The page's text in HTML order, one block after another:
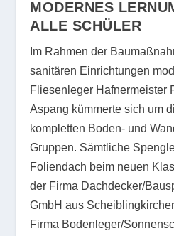
MODERNES
ALLE SCHÜLER
Im Rahmen der
sanitären Einrichtungen
Fliesenleger Hafnermeister
Aspang kümmerte sich um
kompletten Boden- und
Gruppen. Sämtliche
Foliendach beim neuen
der Firma Dachdecker/
GmbH aus
Firma Bodenleger/